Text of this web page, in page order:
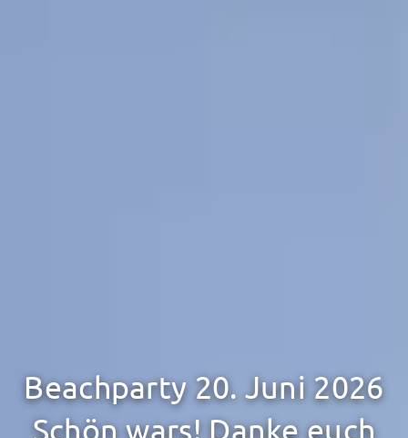
Beachparty 20. Juni 2026
Schön wars! Danke euch